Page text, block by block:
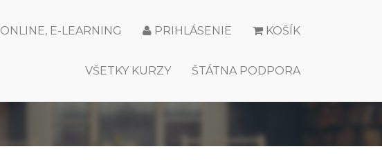
KOŠÍK
PRIHLÁSENIE
ONLINE, E-LEARNING
ŠTÁTNA PODPORA
VŠETKY KURZY